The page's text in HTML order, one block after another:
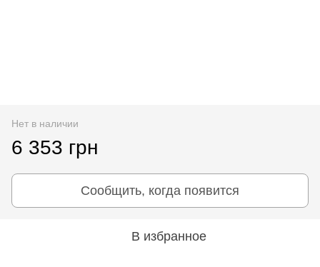
Нет в наличии
6 353 грн
Сообщить, когда появится
В избранное